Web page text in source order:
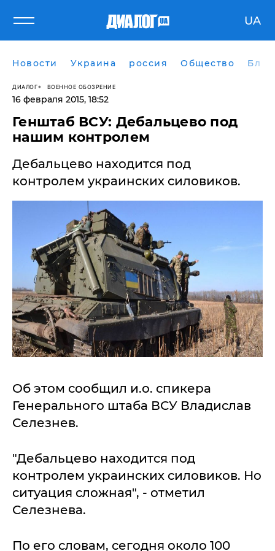
UA
Новости Украина россия Общество
ДИАЛОГ ВОЕННОЕ ОБОЗРЕНИЕ
16 февраля 2015, 18:52
Генштаб ВСУ: Дебальцево под
нашим контролем
​Дебальцево находится под
контролем украинских силовиков.
Об этом сообщил и.о. спикера
Генерального штаба ВСУ Владислав
Селезнев.
"Дебальцево находится под
контролем украинских силовиков. Но
ситуация сложная", - отметил
Селезнева.
По его словам, сегодня около 100